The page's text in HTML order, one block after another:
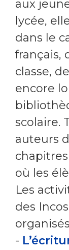
aux
lycée,
dans le
français,
classe,
encore
scolaire.
auteurs
où les
Les
des
-